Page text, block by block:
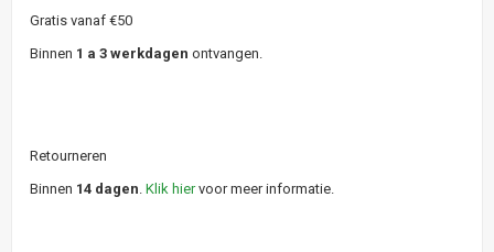
Gratis vanaf €50
Binnen 1 a 3 werkdagen ontvangen.
Retourneren
Binnen 14 dagen Klik hiervoor meer informatie.